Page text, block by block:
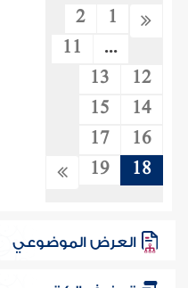
1
2
...
11
12
13
14
15
16
17
18
19
العرض الموضوعي